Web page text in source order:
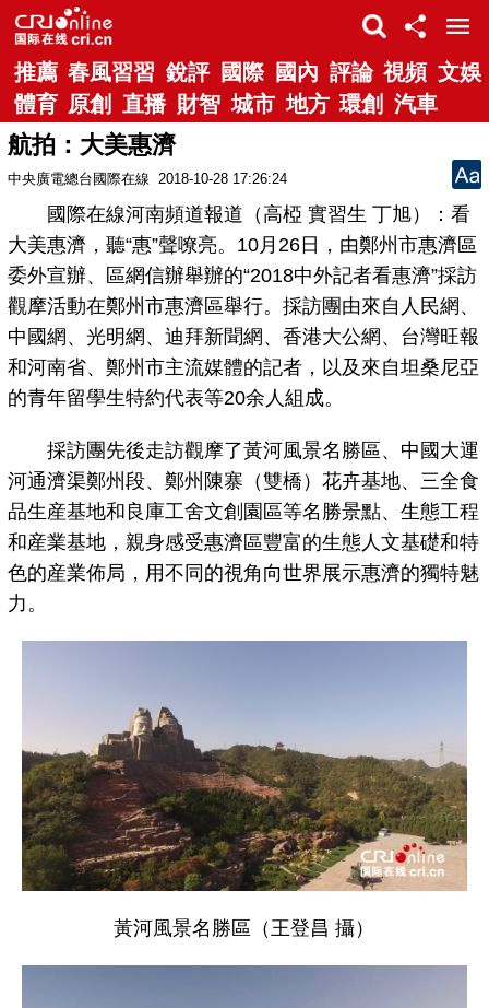
推薦 春風習習 銳評 國際 國內 評論 視頻 文娛
體育 原創 直播 財智 城市 地方 環創 汽車
航拍：大美惠濟
中央廣電總台國際在線 2018-10-28 17:26:24
國際在線河南頻道報道（高椏 實習生 丁旭）：看
大美惠濟，聽“惠”聲嘹亮。10月26日，由鄭州市惠濟區
委外宣辦、區網信辦舉辦的“2018中外記者看惠濟”採訪
觀摩活動在鄭州市惠濟區舉行。採訪團由來自人民網、
中國網、光明網、迪拜新聞網、香港大公網、台灣旺報
和河南省、鄭州市主流媒體的記者，以及來自坦桑尼亞
的青年留學生特約代表等20余人組成。
採訪團先後走訪觀摩了黃河風景名勝區、中國大運
河通濟渠鄭州段、鄭州陳寨（雙橋）花卉基地、三全食
品生産基地和良庫工舍文創園區等名勝景點、生態工程
和産業基地，親身感受惠濟區豐富的生態人文基礎和特
色的産業佈局，用不同的視角向世界展示惠濟的獨特魅
力。
黃河風景名勝區（王登昌 攝）